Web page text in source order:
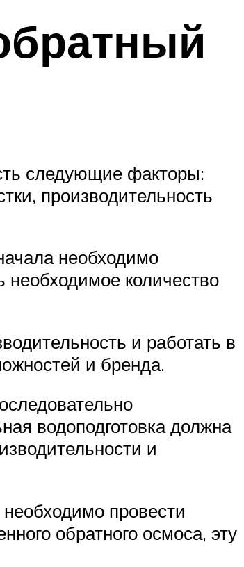
следующие факторы:
производительность
необходимо
количество
и работать в
и бренда.
водоподготовка должна
и
провести
обратного осмоса, эту